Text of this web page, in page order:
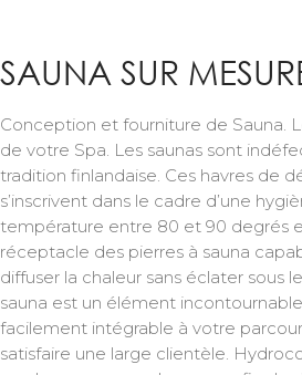
SAUNA SUR
Conception et fourniture de Sauna.
de votre Spa. Les saunas sont
tradition finlandaise. Ces havres de
s’inscrivent dans le cadre d’une
température entre 80 et 90 degrés
réceptacle des pierres à sauna
diffuser la chaleur sans éclater sous
sauna est un élément
facilement intégrable à votre
satisfaire une large clientèle.